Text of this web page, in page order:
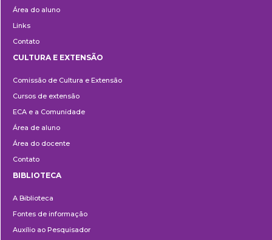
Área do aluno
Links
Contato
e
Extensão
CULTURA E EXTENSÃO
Comissão de Cultura e Extensão
Cursos de extensão
ECA e a Comunidade
Área de aluno
Área do docente
Contato
BIBLIOTECA
A Biblioteca
Fontes de informação
Auxílio ao Pesquisador